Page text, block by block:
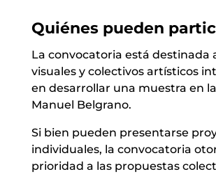
Quiénes pueden
La convocatoria está destinada
visuales y colectivos artísticos
en desarrollar una muestra en
Manuel Belgrano.
Si bien pueden presentarse
individuales, la convocatoria
prioridad a las propuestas